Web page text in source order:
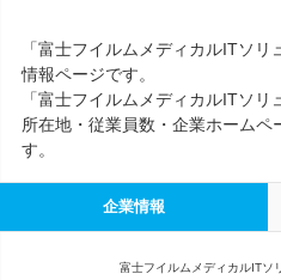
「富士フイルムメディカルITソ
情報ページです。
「富士フイルムメディカルITソ
所在地・従業員数・企業ホームペ
す。
企業情報
富士フイルムメディカルITソ